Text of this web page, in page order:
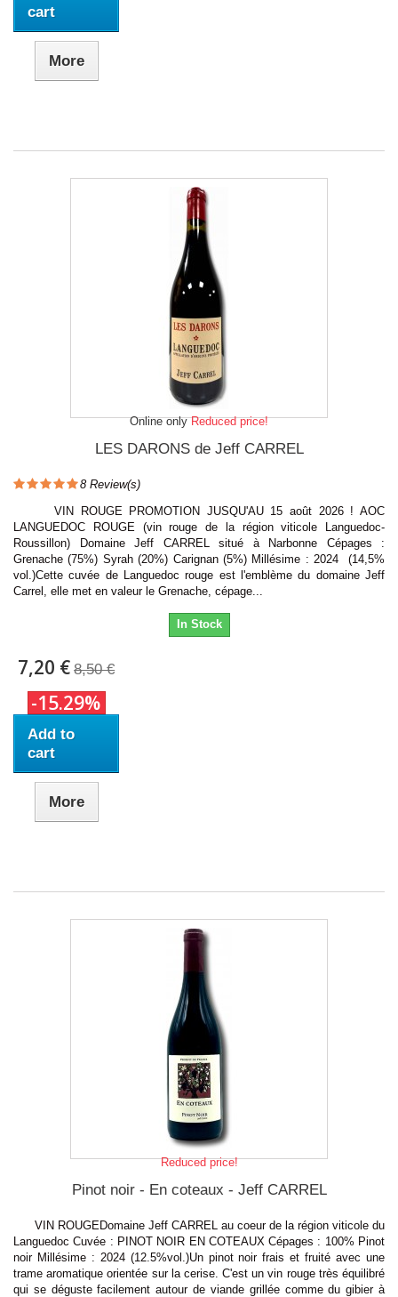
cart
More
Online only Reduced price!
LES DARONS de Jeff CARREL
8 Review(s)
VIN ROUGE PROMOTION JUSQU'AU 15 août 2026 ! AOC
LANGUEDOC ROUGE (vin rouge de la région viticole Languedoc-
Roussillon) Domaine Jeff CARREL situé à Narbonne Cépages :
Grenache (75%) Syrah (20%) Carignan (5%) Millésime : 2024 (14,5%
vol.)Cette cuvée de Languedoc rouge est l'emblème du domaine Jeff
Carrel, elle met en valeur le Grenache, cépage...
In Stock
7,20 € 8,50 €
-15.29%
Add to
cart
More
Reduced price!
Pinot noir - En coteaux - Jeff CARREL
VIN ROUGEDomaine Jeff CARREL au coeur de la région viticole du
Languedoc Cuvée : PINOT NOIR EN COTEAUX Cépages : 100% Pinot
noir Millésime : 2024 (12.5%vol.)Un pinot noir frais et fruité avec une
trame aromatique orientée sur la cerise. C'est un vin rouge très équilibré
qui se déguste facilement autour de viande grillée comme du gibier à